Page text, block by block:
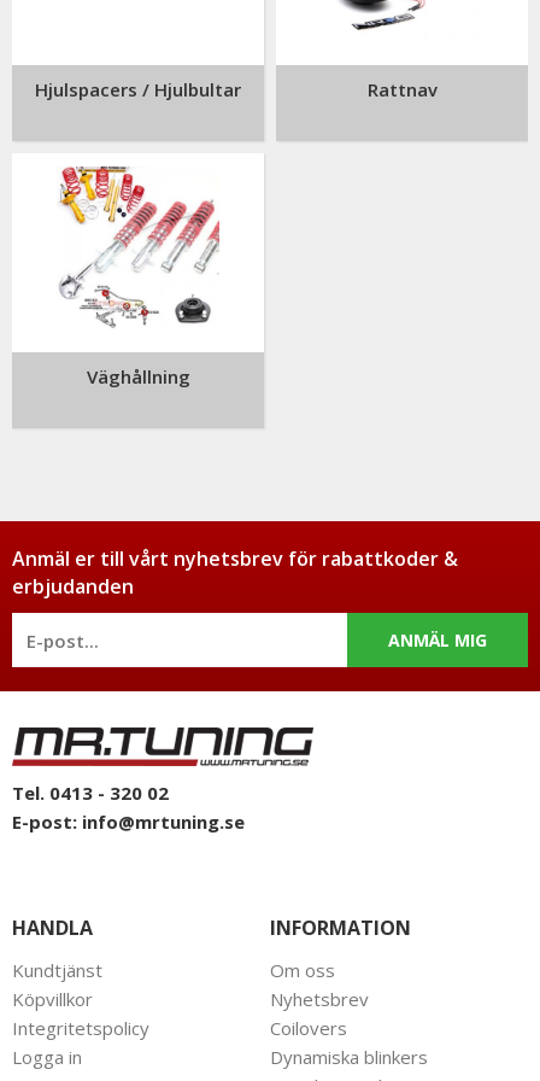
Hjulspacers / Hjulbultar Rattnav
Väghållning
Anmäl er till vårt nyhetsbrev för rabattkoder &
erbjudanden
ANMÄL MIG
Tel. 0413 - 320 02
E-post: info@mrtuning.se
HANDLA
Kundtjänst
Köpvillkor
Integritetspolicy
Logga in
INFORMATION
Om oss
Nyhetsbrev
Coilovers
Dynamiska blinkers